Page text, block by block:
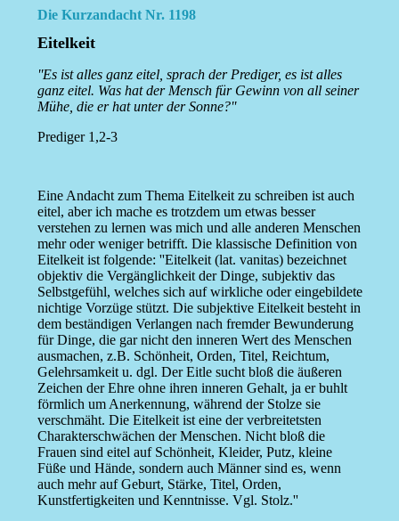
Die Kurzandacht Nr. 1198
Eitelkeit
''Es ist alles ganz eitel, sprach der Prediger, es ist alles
ganz eitel. Was hat der Mensch für Gewinn von all seiner
Mühe, die er hat unter der Sonne?''
Prediger 1,2-3
Eine Andacht zum Thema Eitelkeit zu schreiben ist auch
eitel, aber ich mache es trotzdem um etwas besser
verstehen zu lernen was mich und alle anderen Menschen
mehr oder weniger betrifft. Die klassische Definition von
Eitelkeit ist folgende: ''Eitelkeit (lat. vanitas) bezeichnet
objektiv die Vergänglichkeit der Dinge, subjektiv das
Selbstgefühl, welches sich auf wirkliche oder eingebildete
nichtige Vorzüge stützt. Die subjektive Eitelkeit besteht in
dem beständigen Verlangen nach fremder Bewunderung
für Dinge, die gar nicht den inneren Wert des Menschen
ausmachen, z.B. Schönheit, Orden, Titel, Reichtum,
Gelehrsamkeit u. dgl. Der Eitle sucht bloß die äußeren
Zeichen der Ehre ohne ihren inneren Gehalt, ja er buhlt
förmlich um Anerkennung, während der Stolze sie
verschmäht. Die Eitelkeit ist eine der verbreitetsten
Charakterschwächen der Menschen. Nicht bloß die
Frauen sind eitel auf Schönheit, Kleider, Putz, kleine
Füße und Hände, sondern auch Männer sind es, wenn
auch mehr auf Geburt, Stärke, Titel, Orden,
Kunstfertigkeiten und Kenntnisse. Vgl. Stolz.''